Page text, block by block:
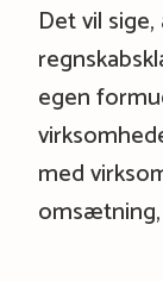
Det vil
egen
med